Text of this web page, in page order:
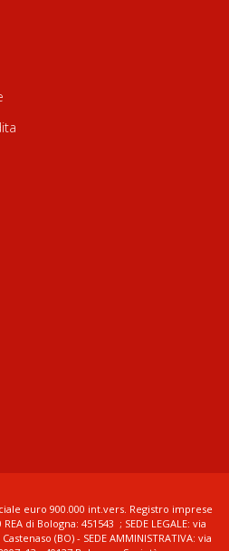
euro 900.000 int.vers. Registro imprese
di Bologna: 451543 ; SEDE LEGALE: via
(BO) - SEDE AMMINISTRATIVA: via